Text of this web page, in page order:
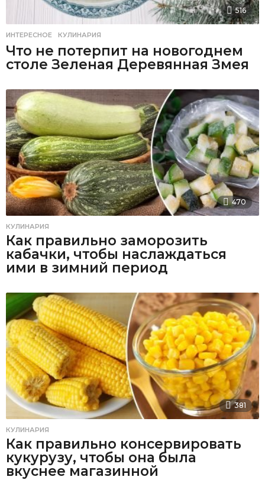
516
ИНТЕРЕСНОЕ ,КУЛИНАРИЯ
Что не потерпит на новогоднем
столе Зеленая Деревянная Змея
470
КУЛИНАРИЯ
Как правильно заморозить
кабачки, чтобы наслаждаться
ими в зимний период
381
КУЛИНАРИЯ
Как правильно консервировать
кукурузу, чтобы она была
вкуснее магазинной